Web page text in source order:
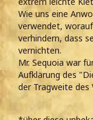
Wie uns eine
verwendet,
verhindern, dass
vernichten.
Mr. Sequoia war
Aufklärung des
der Tragweite